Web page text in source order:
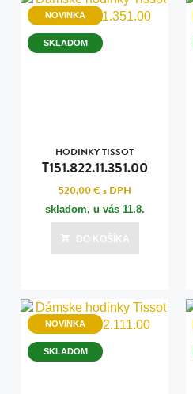
NOVINKA
SKLADOM
HODINKY TISSOT
T151.822.11.351.00
520,00 €s DPH
skladom, u vás 11.8.
DO KOŠÍKA
NOVINKA
SKLADOM